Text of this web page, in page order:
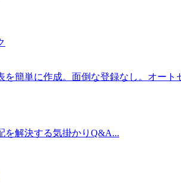
簡単に作成。面倒な登録なし。オート
を解決する気掛かりQ&A...